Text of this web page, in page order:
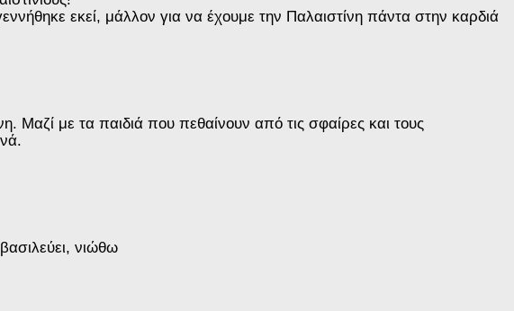
εκεί, μάλλον για να έχουμε την Παλαιστίνη πάντα στην καρδιά
Μαζί με τα παιδιά που πεθαίνουν από τις σφαίρες και τους
νιώθω